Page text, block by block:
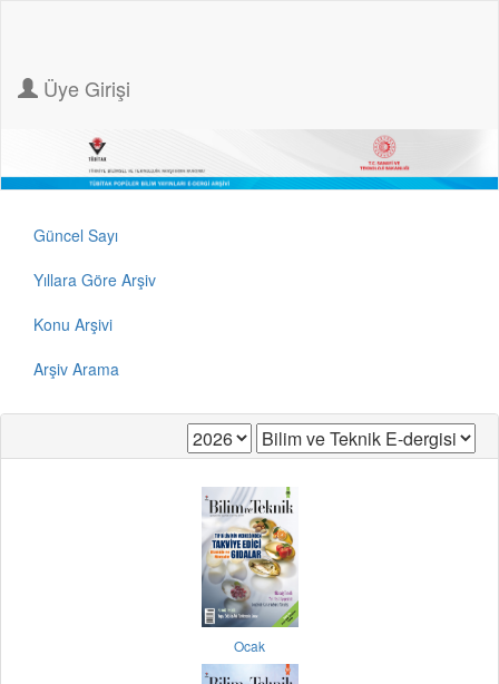
Üye Girişi
Güncel Sayı
Yıllara Göre Arşiv
Konu Arşivi
Arşiv Arama
Ocak